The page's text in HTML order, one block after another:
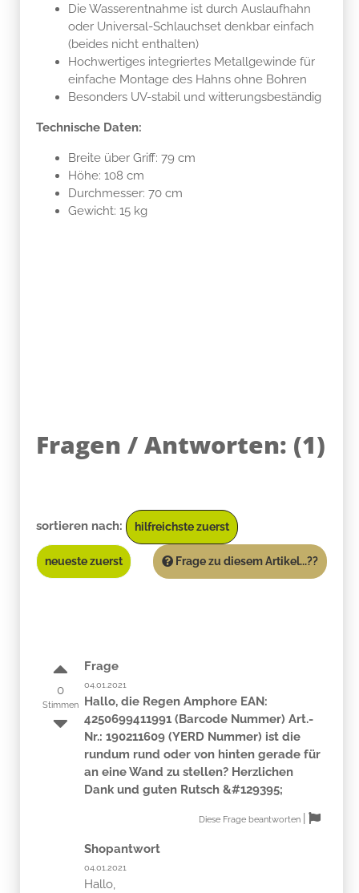
Die Wasserentnahme ist durch Auslaufhahn
oder Universal-Schlauchset denkbar einfach
(beides nicht enthalten)
Hochwertiges integriertes Metallgewinde für
einfache Montage des Hahns ohne Bohren
Besonders UV-stabil und witterungsbeständig
Technische Daten:
Breite über Griff: 79 cm
Höhe: 108 cm
Durchmesser: 70 cm
Gewicht: 15 kg
Fragen / Antworten: (1)
sortieren nach: hilfreichste zuerst
neueste zuerst Frage zu diesem Artikel...??
0
Stimmen
Frage
04.01.2021
Hallo, die Regen Amphore EAN:
4250699411991 (Barcode Nummer) Art.-
Nr.: 190211609 (YERD Nummer) ist die
rundum rund oder von hinten gerade für
an eine Wand zu stellen? Herzlichen
Dank und guten Rutsch &#129395;
Diese Frage beantworten
Shopantwort
04.01.2021
Hallo,